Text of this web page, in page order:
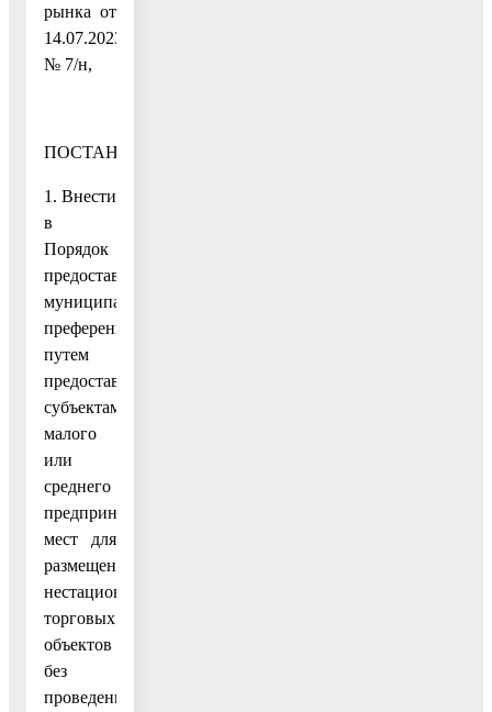
рынка от
14.07.2023
№ 7/н,
ПОСТАНОВЛЯЮ:
1. Внести
в
Порядок
предоставления
муниципальной
преференции
путем
предоставления
субъектам
малого
или
среднего
предпринимательства
мест для
размещения
нестационарных
торговых
объектов
без
проведения